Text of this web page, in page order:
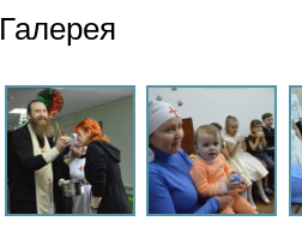
Галерея